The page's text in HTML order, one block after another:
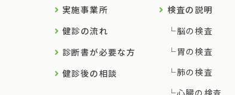
実施事業所
健診の流れ
診断書が必要な方
健診後の相談
検査の説明
脳の検査
胃の検査
肺の検査
心臓の検査